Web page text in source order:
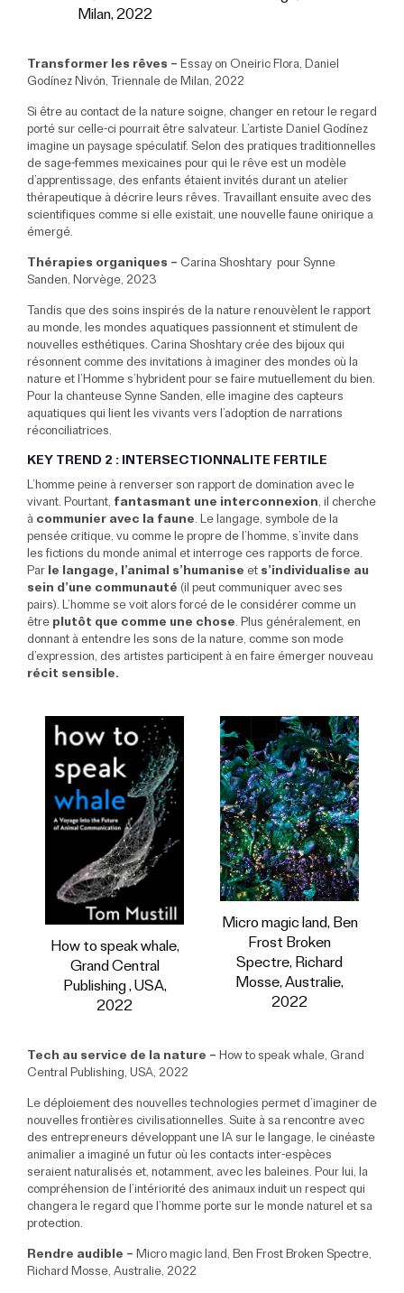
Milan, 2022
Transformer les rêves –Essay on Oneiric Flora, Daniel
Godínez Nivón, Triennale de Milan, 2022
Si être au contact de la nature soigne, changer en retour le regard
porté sur celle-ci pourrait être salvateur. L’artiste Daniel Godínez
imagine un paysage spéculatif. Selon des pratiques traditionnelles
de sage-femmes mexicaines pour qui le rêve est un modèle
d’apprentissage, des enfants étaient invités durant un atelier
thérapeutique à décrire leurs rêves. Travaillant ensuite avec des
scientifiques comme si elle existait, une nouvelle faune onirique a
émergé.
Thérapies organiques – Carina Shoshtary pour Synne
Sanden, Norvège, 2023
Tandis que des soins inspirés de la nature renouvèlent le rapport
au monde, les mondes aquatiques passionnent et stimulent de
nouvelles esthétiques. Carina Shoshtary crée des bijoux qui
résonnent comme des invitations à imaginer des mondes où la
nature et l’Homme s’hybrident pour se faire mutuellement du bien.
Pour la chanteuse Synne Sanden, elle imagine des capteurs
aquatiques qui lient les vivants vers l’adoption de narrations
réconciliatrices.
KEY TREND 2 : INTERSECTIONNALITE FERTILE
L’homme peine à renverser son rapport de domination avec le
vivant. Pourtant, fantasmant une interconnexion, il cherche
àcommunier avec la faune. Le langage, symbole de la
pensée critique, vu comme le propre de l’homme, s’invite dans
les fictions du monde animal et interroge ces rapports de force.
Parle langage, l’animal s’humanise ets’individualise au
sein d’une communauté (il peut communiquer avec ses
pairs). L’homme se voit alors forcé de le considérer comme un
êtreplutôt que comme une chose. Plus généralement, en
donnant à entendre les sons de la nature, comme son mode
d’expression, des artistes participent à en faire émerger nouveau
récit sensible.
How to speak whale,
Grand Central
Publishing , USA,
2022
Micro magic land, Ben
Frost Broken
Spectre, Richard
Mosse, Australie,
2022
Tech au service de la nature –How to speak whale, Grand
Central Publishing, USA, 2022
Le déploiement des nouvelles technologies permet d’imaginer de
nouvelles frontières civilisationnelles. Suite à sa rencontre avec
des entrepreneurs développant une IA sur le langage, le cinéaste
animalier a imaginé un futur où les contacts inter-espèces
seraient naturalisés et, notamment, avec les baleines. Pour lui, la
compréhension de l’intériorité des animaux induit un respect qui
changera le regard que l’homme porte sur le monde naturel et sa
protection.
Rendre audible –Micro magic land, Ben Frost Broken Spectre,
Richard Mosse, Australie, 2022